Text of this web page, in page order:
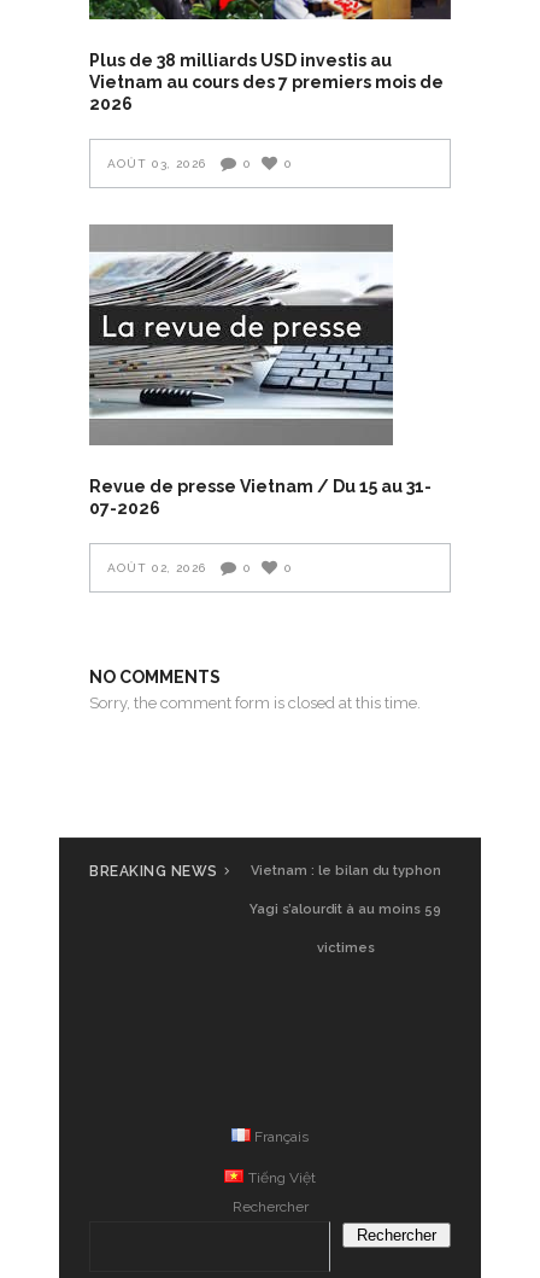
Plus de 38 milliards USD investis au
Vietnam au cours des 7 premiers mois de
2026
AOÛT 03, 2026 0 0
Revue de presse Vietnam / Du 15 au 31-
07-2026
AOÛT 02, 2026 0 0
NO COMMENTS
Sorry, the comment form is closed at this time.
BREAKING NEWS Vietnam : le bilan du typhon
Yagi s’alourdit à au moins 59
victimes
Français
Tiếng Việt
Rechercher
Rechercher